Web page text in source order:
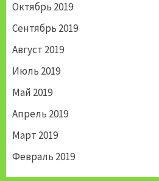
Октябрь 2019
Сентябрь 2019
Август 2019
Июль 2019
Май 2019
Апрель 2019
Март 2019
Февраль 2019